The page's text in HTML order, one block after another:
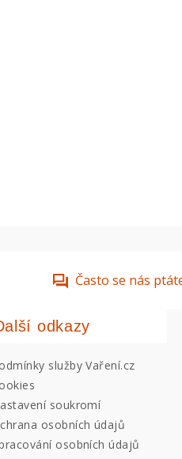
Často se nás
odkazy
služby Vaření.cz
soukromí
osobních údajů
osobních údajů